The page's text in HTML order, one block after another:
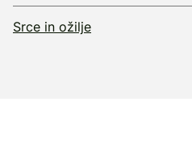
Srce in ožilje